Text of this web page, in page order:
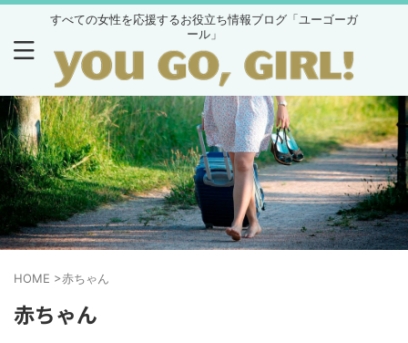
すべての女性を応援するお役立ち情報ブログ「ユーゴーガ
ール」
HOME >赤ちゃん
赤ちゃん